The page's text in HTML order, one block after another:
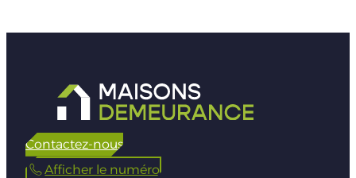
Contactez-nous
Afficher le numéro